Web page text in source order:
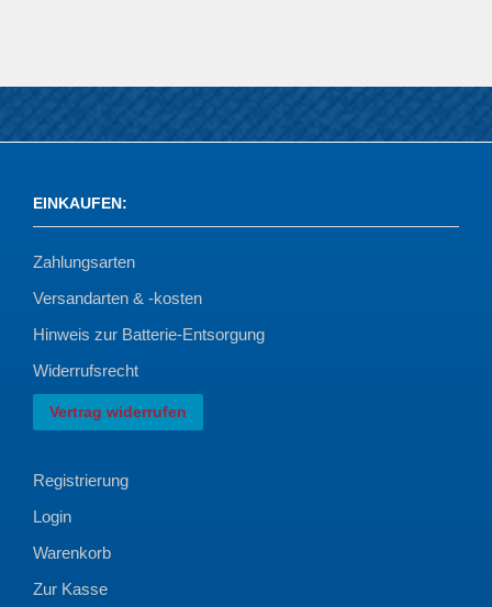
EINKAUFEN:
Zahlungsarten
Versandarten & -kosten
Hinweis zur Batterie-Entsorgung
Widerrufsrecht
Vertrag widerrufen
Registrierung
Login
Warenkorb
Zur Kasse